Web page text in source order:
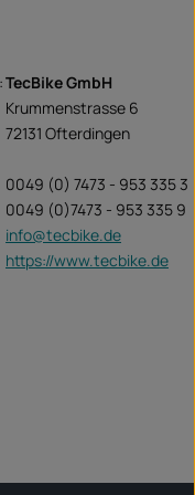
TecBike GmbH
Krummenstrasse 6
72131 Ofterdingen
0049 (0) 7473 - 953 335 3
0049 (0)7473 - 953 335 9
info@tecbike.de
https://www.tecbike.de